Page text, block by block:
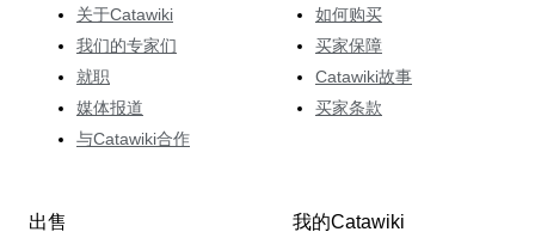
关于Catawiki
我们的专家们
就职
媒体报道
与Catawiki合作
如何购买
买家保障
Catawiki故事
买家条款
出售 我的Catawiki